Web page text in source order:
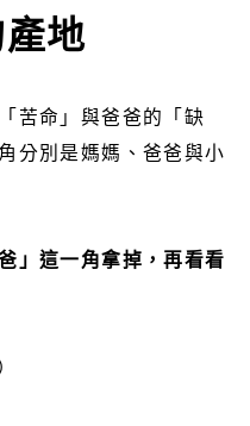
地
苦命」與爸爸的「缺
分別是媽媽、爸爸與小
」這一角拿掉，再看看